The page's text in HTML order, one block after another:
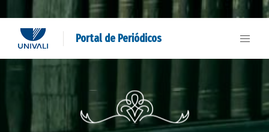
Portal de Periódicos